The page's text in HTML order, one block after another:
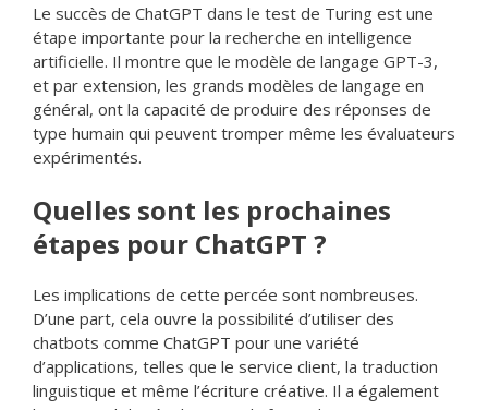
Le succès de ChatGPT dans le test de Turing est une
étape importante pour la recherche en intelligence
artificielle. Il montre que le modèle de langage GPT-3,
et par extension, les grands modèles de langage en
général, ont la capacité de produire des réponses de
type humain qui peuvent tromper même les évaluateurs
expérimentés.
Quelles sont les prochaines
étapes pour ChatGPT ?
Les implications de cette percée sont nombreuses.
D’une part, cela ouvre la possibilité d’utiliser des
chatbots comme ChatGPT pour une variété
d’applications, telles que le service client, la traduction
linguistique et même l’écriture créative. Il a également